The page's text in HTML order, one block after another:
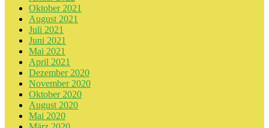
Oktober 2021
August 2021
Juli 2021
Juni 2021
Mai 2021
April 2021
Dezember 2020
November 2020
Oktober 2020
August 2020
Mai 2020